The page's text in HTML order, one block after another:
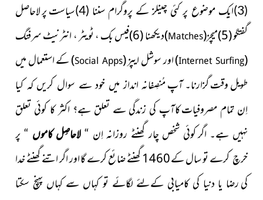
(3)ایک موضوع پر کئی چینلز کے پروگرام سننا (4)سیاست
پر لاحاصل
گفتگو (5) میچز(
Matches
)دیکھنا (6)فیس بک ، ٹویٹر ، انٹرنیٹ
سرفنگ
(
Internet Surfing
)اور سوشل ایپز(
Social Apps
)کے استعمال میں
طویل وقت گزارنا۔ آپمُنصِفانہ انداز میں خود سے سوال کریں کہ کیا
اِن تمام مصروفیاتکاآپ کی زندگی سے تعلق ہے؟ اکثر کا کوئی تعلق
نہیں ہے۔ اگرکوئی شخص چار گھنٹے روزانہ اِن “ لاحاصِل کاموں “ پر
خرچ کرے
تو سال کے 1460 گھنٹے ضائع کرے گا اور اگر اتنے گھنٹے خدا
کیرضا یا دنیا کی کامیابی کےلئے لگائے تو کہاں سے کہاں پہنچ سکتا